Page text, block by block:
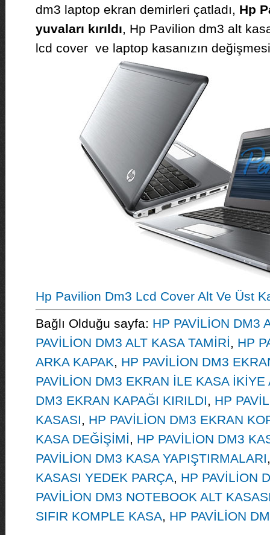
dm3 laptop ekran demirleri çatladı, Hp
yuvaları kırıldı, Hp Pavilion dm3 alt
lcd cover ve laptop kasanızın
Hp Pavilion Dm3 Lcd Cover Alt Ve Üst
Bağlı Olduğu sayfa: HP PAVİLİON DM3
PAVİLİON DM3 ALT KASA TAMİRİ, HP
ARKA KAPAK, HP PAVİLİON DM3
PAVİLİON DM3 EKRAN İLE KASA İKİYE
DM3 EKRAN KAPAĞI KIRILDI, HP
KASASI, HP PAVİLİON DM3 EKRAN
KASA DEĞİŞİMİ, HP PAVİLİON DM3
PAVİLİON DM3 KASA YAPIŞTIRMALARI
KASASI YEDEK PARÇA, HP PAVİLİON
PAVİLİON DM3 NOTEBOOK ALT
SIFIR KOMPLE KASA, HP PAVİLİON